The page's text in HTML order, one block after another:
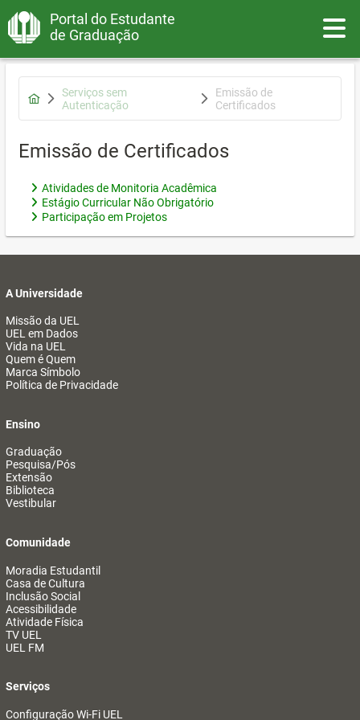
Portal do Estudante
de Graduação
Serviços sem
Autenticação
Emissão de
Certificados
Emissão de Certificados
Atividades de Monitoria Acadêmica
Estágio Curricular Não Obrigatório
Participação em Projetos
A Universidade
Missão da UEL
UEL em Dados
Vida na UEL
Quem é Quem
Marca Símbolo
Política de Privacidade
Ensino
Graduação
Pesquisa/Pós
Extensão
Biblioteca
Vestibular
Comunidade
Moradia Estudantil
Casa de Cultura
Inclusão Social
Acessibilidade
Atividade Física
TV UEL
UEL FM
Serviços
Configuração Wi-Fi UEL